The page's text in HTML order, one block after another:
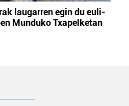
laugarren egin du euli-
Munduko Txapelketan